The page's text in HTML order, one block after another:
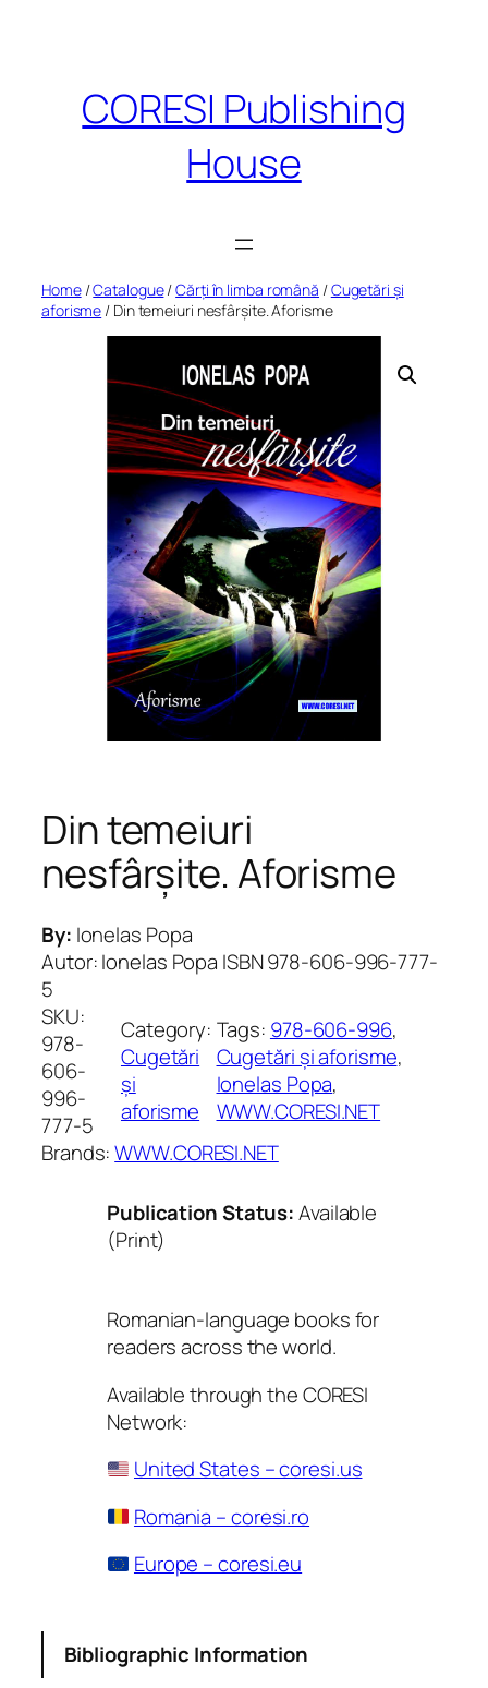
CORESI Publishing
House
Home/Catalogue/Cărți în limba română /Cugetări și
aforisme / Din temeiuri nesfârșite. Aforisme
Din temeiuri
nesfârșite. Aforisme
By: Ionelas Popa
Autor: Ionelas Popa ISBN 978-606-996-777-
5
SKU:
978-
606-
996-
777-5
Category:
Cugetări
și
aforisme
Tags: 978-606-996
Cugetări și aforisme
Ionelas Popa
WWW.CORESI.NET
Brands:WWW.CORESI.NET
Publication Status:Available
(Print)
Romanian-language books for
readers across the world.
Available through the CORESI
Network:
United States – coresi.us
Romania – coresi.ro
Europe – coresi.eu
Bibliographic Information